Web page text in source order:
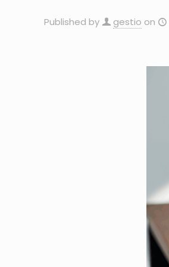
Published by gestio on